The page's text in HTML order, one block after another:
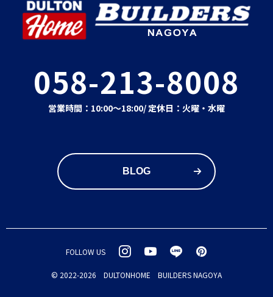
058-213-8008
営業時間：10:00～18:00/ 定休日：火曜・水曜
BLOG
FOLLOW US INSTAGRAM
YOUTUBE
LINE
© 2022-2026 DULTONHOME BUILDERS NAGOYA